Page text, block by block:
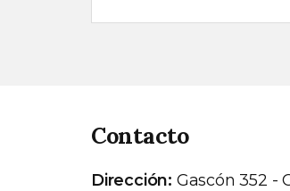
Contacto
Dirección: Gascón 352 -